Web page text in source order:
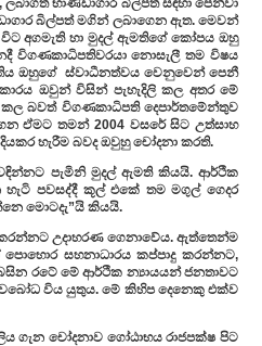
භාණ්ඩාගාර බිල්පත් සඳහා පෙන්වා
බිල්පත් මගින් ලබාගෙන ඇත. මෙවන්
අගමැති හා මුදල් ඇමතිගේ කෝපය ඔහු
විගණකාධිපතිවරයා නොසැලී තම විෂය
ඔහුගේ ස්වාධීනත්වය වෙනුවෙන් පෙනී
ඔවුන් විසින් පැහැදිලි කල අතර මේ
කල බවත් විගණකාධිපති දෙපාර්තමේන්තුව
ඒමට තමන් 2004 වසරේ සිට උත්සාහ
හැරීම බවද ඔවුහු චෝදනා කරති.
පැමිනි මුදල් ඇමති කියයි. ආර්ථික
පවසද්දී කූල් එකේ තම මගුල් ගෙදර
මොටදැ”යි කියයි.
කරන්නට උදාහරණ ගෙනාවේය. ඇත්තෙන්ම
සහනාධාරය කප්පාදු කරන්නට,
රටේ මේ ආර්ථික න්‍යායයන් ජනතාවට
විය යුතුය. මේ කිහිප දෙනෙකු එක්ව
චෝදනාව ගෝඨාභය රාජපක්ෂ පිට